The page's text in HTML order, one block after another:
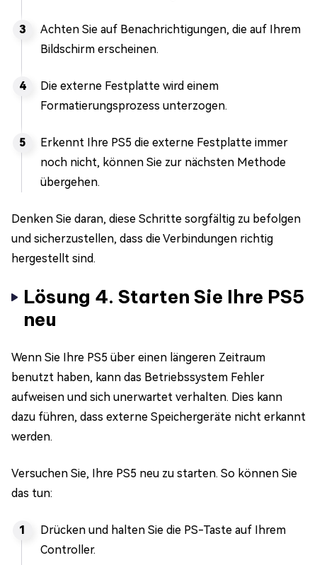
Achten Sie auf Benachrichtigungen, die auf Ihrem
Bildschirm erscheinen.
Die externe Festplatte wird einem
Formatierungsprozess unterzogen.
Erkennt Ihre PS5 die externe Festplatte immer
noch nicht, können Sie zur nächsten Methode
übergehen.
Denken Sie daran, diese Schritte sorgfältig zu befolgen
und sicherzustellen, dass die Verbindungen richtig
hergestellt sind.
Lösung 4. Starten Sie Ihre PS5
neu
Wenn Sie Ihre PS5 über einen längeren Zeitraum
benutzt haben, kann das Betriebssystem Fehler
aufweisen und sich unerwartet verhalten. Dies kann
dazu führen, dass externe Speichergeräte nicht erkannt
werden.
Versuchen Sie, Ihre PS5 neu zu starten. So können Sie
das tun:
Drücken und halten Sie die PS-Taste auf Ihrem
Controller.